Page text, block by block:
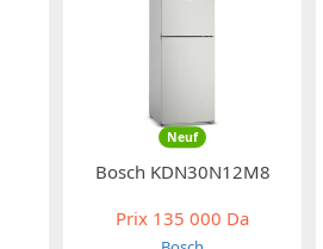
Neuf
Bosch KDN30N12M8
Prix 135 000 Da